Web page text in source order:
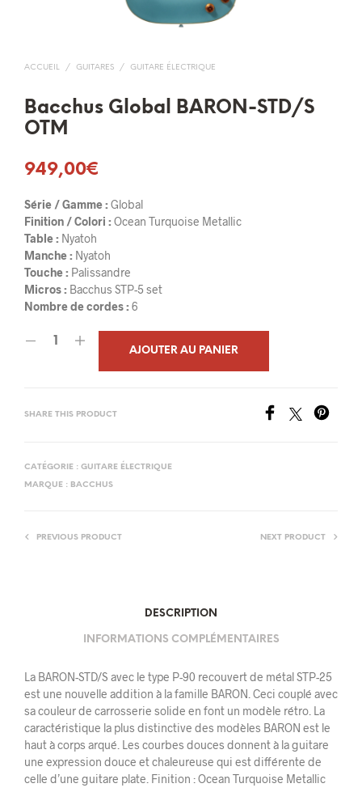
ACCUEIL / GUITARES / GUITARE ÉLECTRIQUE
Bacchus Global BARON-STD/S
OTM
949,00€
Série / Gamme : Global
Finition / Colori : Ocean Turquoise Metallic
Table : Nyatoh
Manche : Nyatoh
Touche : Palissandre
Micros : Bacchus STP-5 set
Nombre de cordes : 6
AJOUTER AU PANIER
SHARE THIS PRODUCT
CATÉGORIE : GUITARE ÉLECTRIQUE
MARQUE : BACCHUS
PREVIOUS PRODUCT NEXT PRODUCT
DESCRIPTION
INFORMATIONS COMPLÉMENTAIRES
La BARON-STD/S avec le type P-90 recouvert de métal STP-25
est une nouvelle addition à la famille BARON. Ceci couplé avec
sa couleur de carrosserie solide en font un modèle rétro. La
caractéristique la plus distinctive des modèles BARON est le
haut à corps arqué. Les courbes douces donnent à la guitare
une expression douce et chaleureuse qui est différente de
celle d’une guitare plate. Finition : Ocean Turquoise Metallic